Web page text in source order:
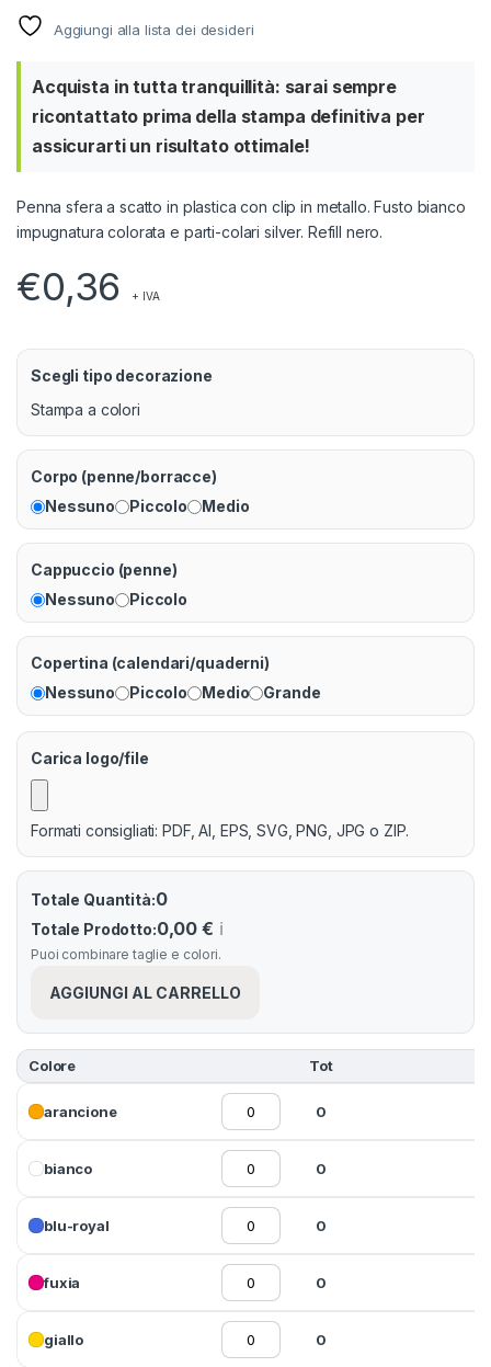
Aggiungi alla lista dei desideri
Acquista in tutta tranquillità: sarai sempre
ricontattato prima della stampa definitiva per
assicurarti un risultato ottimale!
Penna sfera a scatto in plastica con clip in metallo. Fusto bianco
impugnatura colorata e parti-colari silver. Refill nero.
€0,36 + IVA
Scegli tipo decorazione
Stampa a colori
Corpo (penne/borracce)
Nessuno
Piccolo Medio
Cappuccio (penne)
Nessuno
Piccolo
Copertina (calendari/quaderni)
Nessuno
Piccolo Medio Grande
Carica logo/file
Formati consigliati: PDF, AI, EPS, SVG, PNG, JPG o ZIP.
Totale Quantità:0
Totale Prodotto:0,00 € ℹ️
Puoi combinare taglie e colori.
AGGIUNGI AL CARRELLO
Colore Tot
arancione 0
bianco 0
blu-royal 0
fuxia 0
giallo 0